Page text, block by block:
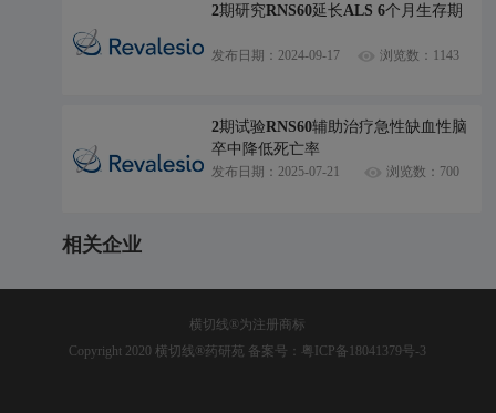
2期研究RNS60延长ALS 6个月生存期
发布日期：2024-09-17 浏览数：1143
2期试验RNS60辅助治疗急性缺血性脑
卒中降低死亡率
发布日期：2025-07-21 浏览数：700
相关企业
横切线®为注册商标
Copyright 2020 横切线®药研苑 备案号： 粤ICP备18041379号-3